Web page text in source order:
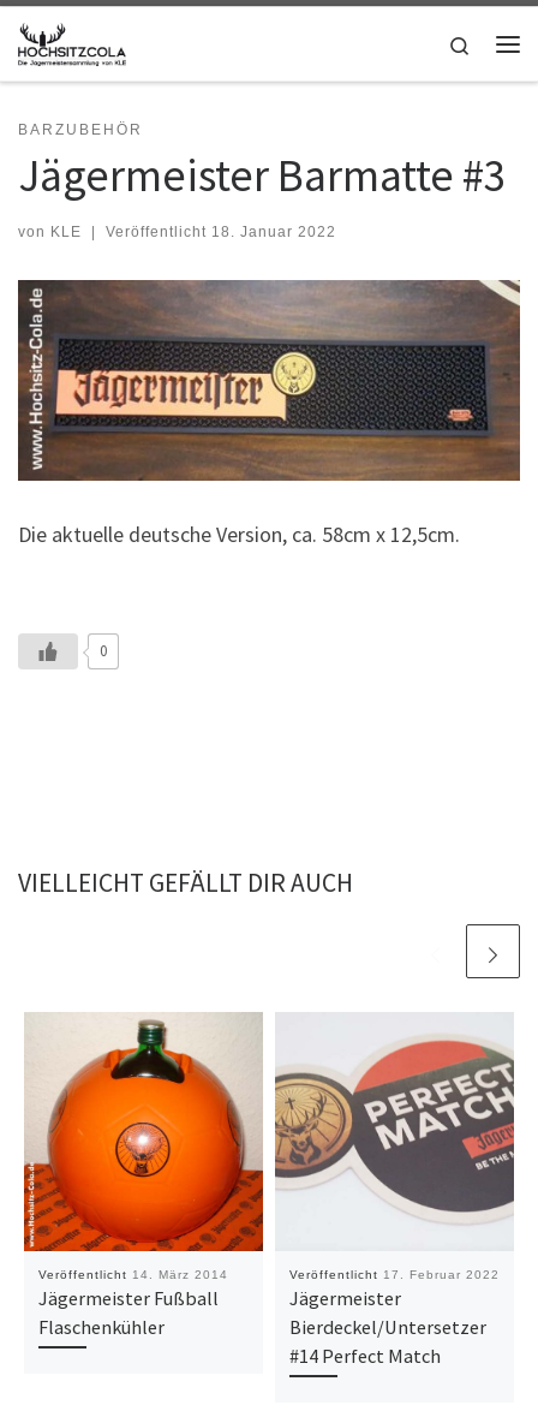
Zum Inhalt springen
Search
BARZUBEHÖR
Jägermeister Barmatte #3
von KLE Veröffentlicht 18. Januar 2022
Die aktuelle deutsche Version, ca. 58cm x 12,5cm.
0
VIELLEICHT GEFÄLLT DIR AUCH
Veröffentlicht 14. März 2014
Jägermeister Fußball
Flaschenkühler
Veröffentlicht 17. Februar 2022
Jägermeister
Bierdeckel/Untersetzer
#14 Perfect Match